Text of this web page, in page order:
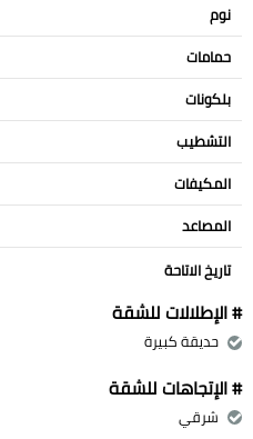
نوم
حمامات
بلكونات
التشطيب
المكيفات
المصاعد
تاريخ الاتاحة
# الإطلالات للشقة
حديقة كبيرة
# الإتجاهات للشقة
شرقي